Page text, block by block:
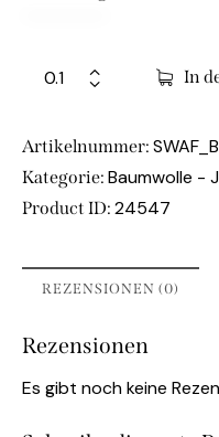
In
Artikelnummer:
Kategorie: Baumwolle -
Product ID: 24547
REZENSIONEN (0)
Rezensionen
Es gibt noch keine